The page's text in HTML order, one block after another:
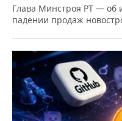
Глава Минстроя РТ — об
падении продаж